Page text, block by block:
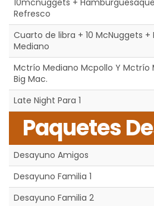
10mcnuggets +
Refresco
Cuarto de libra + 10 McNuggets +
Mediano
Mctrío Mediano Mcpollo Y Mctrío
Big Mac.
Late Night Para 1
Paquetes
Desayuno Amigos
Desayuno Familia 1
Desayuno Familia 2